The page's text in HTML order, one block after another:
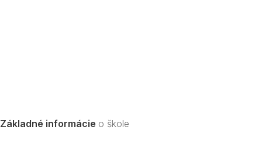
Základné informácie o škole